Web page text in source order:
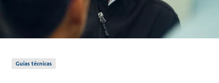
Guías técnicas